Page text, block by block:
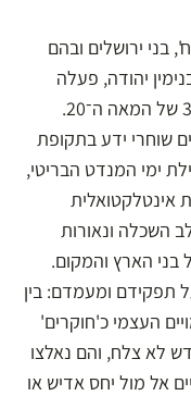
בני ירושלים ובהם
יהודה, פעלה
מסוף המאה ה־19 עד תחילת שנות ה־30 של המאה ה־20.
שוחרי ידע בתקופת
ימי המנדט הבריטי,
אינטלקטואלית
השכלה ונאורות
הארץ והמקום.
ומעמדם: בין
העצמי כ'חוקרים'
לא צלח, והם נאלצו
אל מול יחס אדיש או